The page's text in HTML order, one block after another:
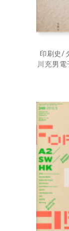
印刷史/
川充男